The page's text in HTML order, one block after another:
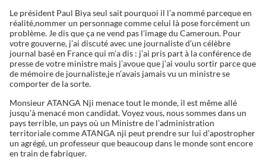
Le président Paul Biya seul sait pourquoi il l’a nommé parceque en
réalité,nommer un personnage comme celui là pose forcément un
problème. Je dis que ça ne vend pas l’image du Cameroun. Pour
votre gouverne, j’ai discuté avec une journaliste d’un célèbre
journal basé en France qui m’a dis : j’ai pris part à la conférence de
presse de votre ministre mais j’avoue que j’ai voulu sortir parce que
de mémoire de journaliste,je n’avais jamais vu un ministre se
comporter de la sorte.
Monsieur ATANGA Nji menace tout le monde, il est même allé
jusqu’à menacé mon candidat. Voyez vous, nous sommes dans un
pays terrible, un pays où un Ministre de l’administration
territoriale comme ATANGA nji peut prendre sur lui d’apostropher
un agrégé, un professeur que beaucoup dans le monde sont encore
en train de fabriquer.